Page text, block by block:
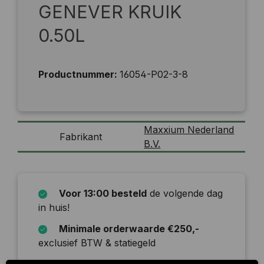
GENEVER KRUIK
0.50L
Productnummer: 16054-P02-3-8
Fabrikant
Maxxium Nederland
B.V.
Voor 13:00 besteld de volgende dag
in huis!
Minimale orderwaarde €250,-
exclusief BTW & statiegeld